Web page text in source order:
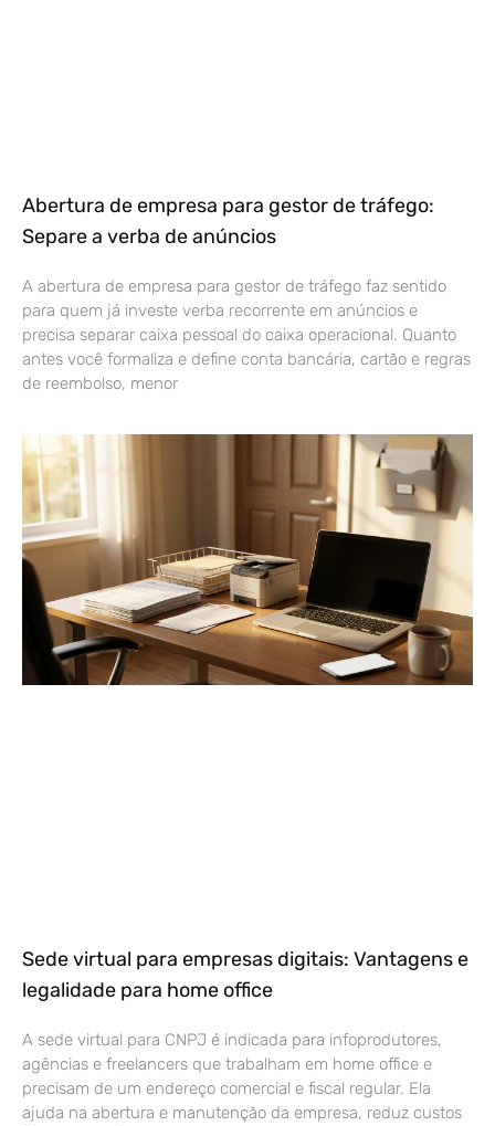
Abertura de empresa para gestor de tráfego:
Separe a verba de anúncios
A abertura de empresa para gestor de tráfego faz sentido
para quem já investe verba recorrente em anúncios e
precisa separar caixa pessoal do caixa operacional. Quanto
antes você formaliza e define conta bancária, cartão e regras
de reembolso, menor
Sede virtual para empresas digitais: Vantagens e
legalidade para home office
A sede virtual para CNPJ é indicada para infoprodutores,
agências e freelancers que trabalham em home office e
precisam de um endereço comercial e fiscal regular. Ela
ajuda na abertura e manutenção da empresa, reduz custos